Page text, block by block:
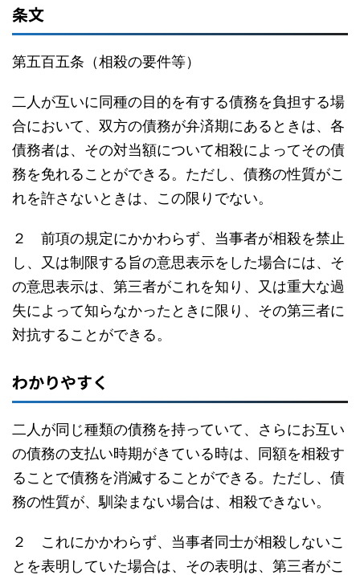
条文
第五百五条（相殺の要件等）
二人が互いに同種の目的を有する債務を負担する場
合において、双方の債務が弁済期にあるときは、各
債務者は、その対当額について相殺によってその債
務を免れることができる。ただし、債務の性質がこ
れを許さないときは、この限りでない。
２ 前項の規定にかかわらず、当事者が相殺を禁止
し、又は制限する旨の意思表示をした場合には、そ
の意思表示は、第三者がこれを知り、又は重大な過
失によって知らなかったときに限り、その第三者に
対抗することができる。
わかりやすく
二人が同じ種類の債務を持っていて、さらにお互い
の債務の支払い時期がきている時は、同額を相殺す
ることで債務を消滅することができる。ただし、債
務の性質が、馴染まない場合は、相殺できない。
２ これにかかわらず、当事者同士が相殺しないこ
とを表明していた場合は、その表明は、第三者がこ